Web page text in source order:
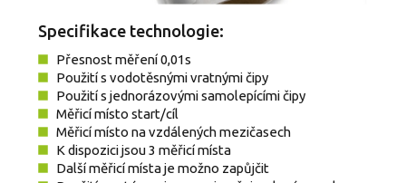
Specifikace technologie:
Přesnost měření 0,01s
Použití s vodotěsnými vratnými čipy
Použití s jednorázovými samolepícími čipy
Měřicí místo start/cíl
Měřicí místo na vzdálených mezičasech
K dispozici jsou 3 měřicí místa
Další měřicí místa je možno zapůjčit